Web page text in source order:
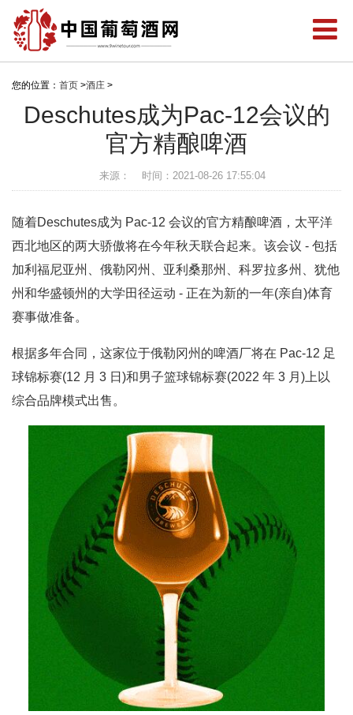
您的位置： 首页 >酒庄 >
Deschutes成为Pac-12会议的
官方精酿啤酒
来源： 时间：2021-08-26 17:55:04
随着Deschutes成为 Pac-12 会议的官方精酿啤酒，太平洋
西北地区的两大骄傲将在今年秋天联合起来。该会议 - 包括
加利福尼亚州、俄勒冈州、亚利桑那州、科罗拉多州、犹他
州和华盛顿州的大学田径运动 - 正在为新的一年(亲自)体育
赛事做准备。
根据多年合同，这家位于俄勒冈州的啤酒厂将在 Pac-12 足
球锦标赛(12 月 3 日)和男子篮球锦标赛(2022 年 3 月)上以
综合品牌模式出售。